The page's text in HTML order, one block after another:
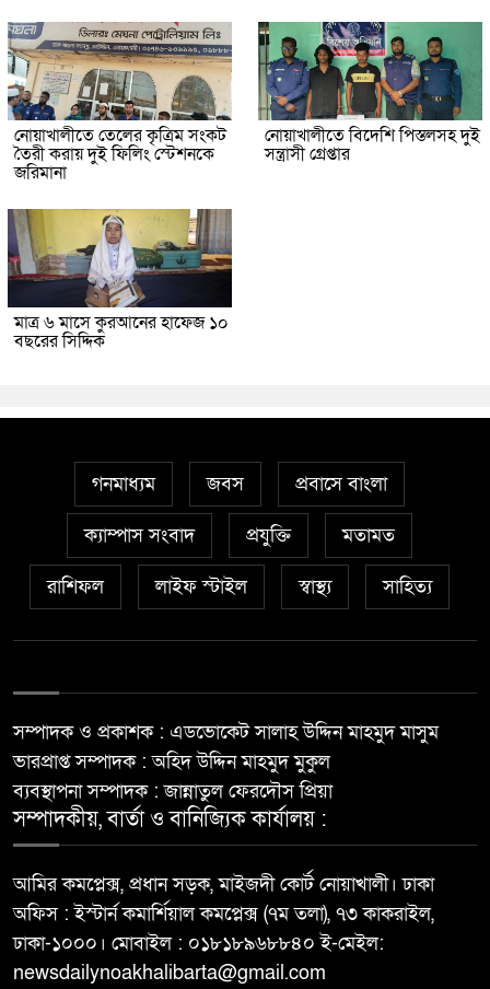
নোয়াখালীতে তেলের কৃত্রিম সংকট
তৈরী করায় দুই ফিলিং স্টেশনকে
জরিমানা
নোয়াখালীতে বিদেশি পিস্তলসহ দুই
সন্ত্রাসী গ্রেপ্তার
মাত্র ৬ মাসে কুরআনের হাফেজ ১০
বছরের সিদ্দিক
গনমাধ্যম জবস প্রবাসে বাংলা
ক্যাম্পাস সংবাদ প্রযুক্তি মতামত
রাশিফল লাইফ স্টাইল স্বাস্থ্য সাহিত্য
সম্পাদক ও প্রকাশক : এডভোকেট সালাহ উদ্দিন মাহমুদ মাসুম
ভারপ্রাপ্ত সম্পাদক : অহিদ উদ্দিন মাহমুদ মুকুল
ব্যবস্থাপনা সম্পাদক : জান্নাতুল ফেরদৌস প্রিয়া
সম্পাদকীয়, বার্তা ও বানিজ্যিক কার্যালয় :
আমির কমপ্লেক্স, প্রধান সড়ক, মাইজদী কোর্ট নোয়াখালী। ঢাকা
অফিস : ইস্টার্ন কমার্শিয়াল কমপ্লেক্স (৭ম তলা), ৭৩ কাকরাইল,
ঢাকা-১০০০। মোবাইল : ০১৮১৮৯৬৮৮৪০ ই-মেইল:
newsdailynoakhalibarta@gmail.com